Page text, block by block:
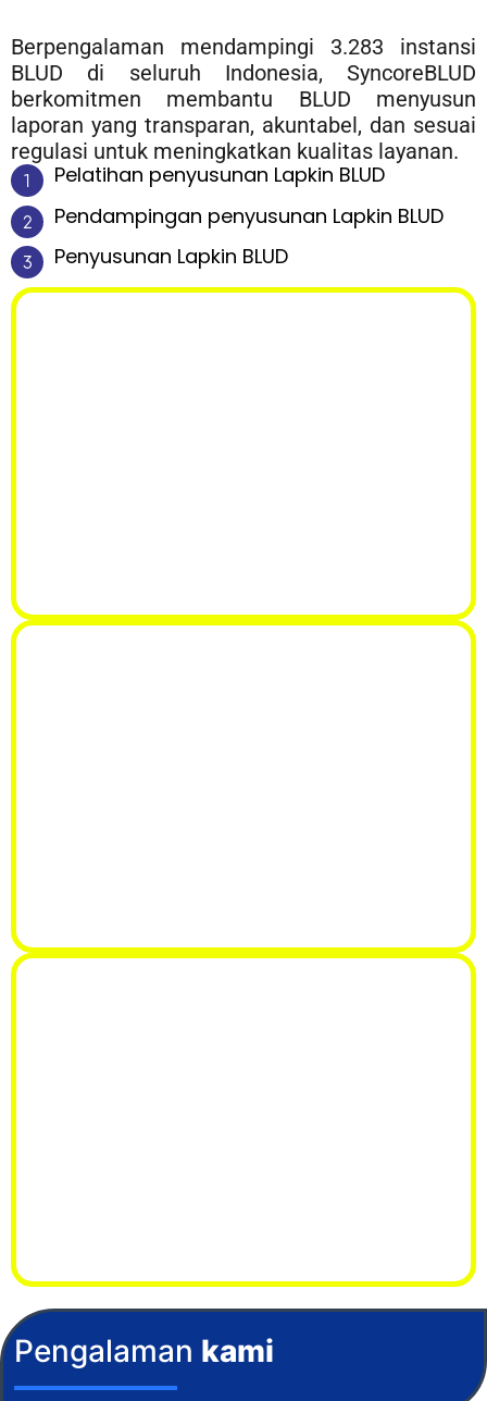
Berpengalaman mendampingi 3.283 instansi
BLUD di seluruh Indonesia, SyncoreBLUD
berkomitmen membantu BLUD menyusun
laporan yang transparan, akuntabel, dan sesuai
regulasi untuk meningkatkan kualitas layanan.
Pelatihan penyusunan Lapkin BLUD
Pendampingan penyusunan Lapkin BLUD
Penyusunan Lapkin BLUD
Pengalaman kami